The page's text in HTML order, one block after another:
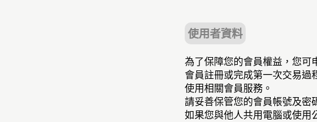
使用者資料
為了保障您的會員權益，您可
會員註冊或完成第一次交易過
使用相關會員服務。
請妥善保管您的會員帳號及密
如果您與他人共用電腦或使用